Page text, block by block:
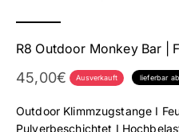
R8 Outdoor Monkey Bar |
Angebot
45,00€ Ausverkauft lieferbar
Outdoor Klimmzugstange I
Pulverbeschichtet I